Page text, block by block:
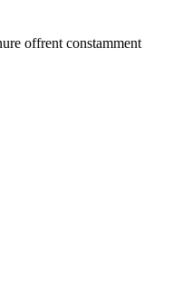
offrent constamment